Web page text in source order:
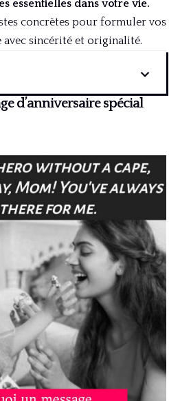
essentielles dans votre vie.
concrètes pour formuler vos
avec sincérité et originalité.
d’anniversaire spécial